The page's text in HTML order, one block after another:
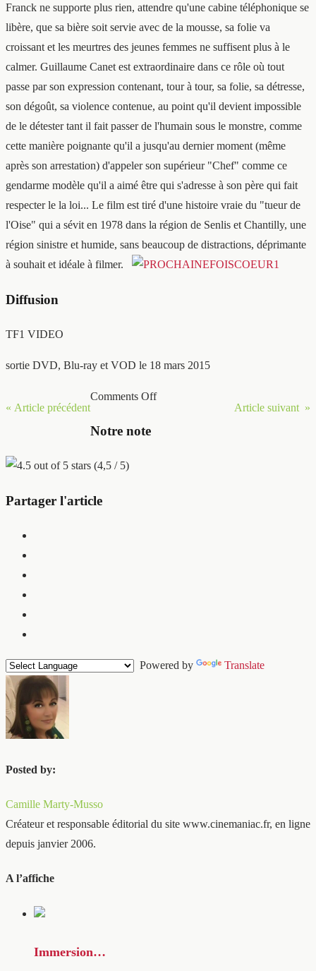
Franck ne supporte plus rien, attendre qu'une cabine téléphonique se
libère, que sa bière soit servie avec de la mousse, sa folie va
croissant et les meurtres des jeunes femmes ne suffisent plus à le
calmer. Guillaume Canet est extraordinaire dans ce rôle où tout
passe par son expression contenant, tour à tour, sa folie, sa détresse,
son dégoût, sa violence contenue, au point qu'il devient impossible
de le détester tant il fait passer de l'humain sous le monstre, comme
cette manière poignante qu'il a jusqu'au dernier moment (même
après son arrestation) d'appeler son supérieur "Chef" comme ce
gendarme modèle qu'il a aimé être qui s'adresse à son père qui fait
respecter le la loi... Le film est tiré d'une histoire vraie du "tueur de
l'Oise" qui a sévit en 1978 dans la région de Senlis et Chantilly, une
région sinistre et humide, sans beaucoup de distractions, déprimante
à souhait et idéale à filmer.
Diffusion
TF1 VIDEO
sortie DVD, Blu-ray et VOD le 18 mars 2015
« Article précédent Article suivant »
Comments Off
Notre note
(4,5 / 5)
Partager l'article
Powered by Translate
Posted by:
Camille Marty-Musso
Créateur et responsable éditorial du site www.cinemaniac.fr, en ligne
depuis janvier 2006.
A l’affiche
Immersion…